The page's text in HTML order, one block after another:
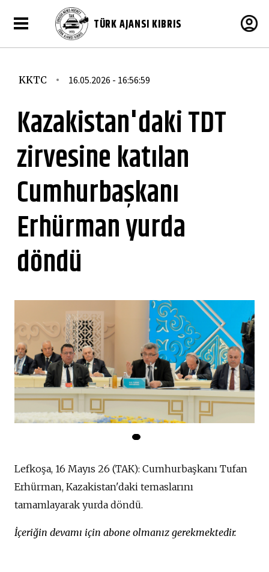
TÜRK AJANSI KIBRIS
KKTC 16.05.2026 - 16:56:59
Kazakistan'daki TDT
zirvesine katılan
Cumhurbaşkanı
Erhürman yurda
döndü
Lefkoşa, 16 Mayıs 26 (TAK): Cumhurbaşkanı Tufan
Erhürman, Kazakistan'daki temaslarını
tamamlayarak yurda döndü.
İçeriğin devamı için abone olmanız gerekmektedir.